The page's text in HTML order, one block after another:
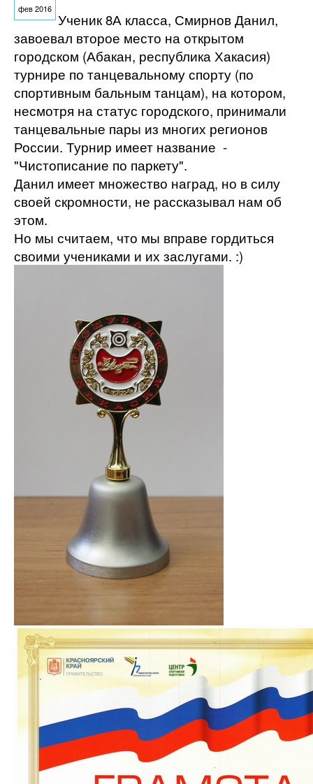
фев 2016
Ученик 8А класса, Смирнов Данил,
завоевал второе место на открытом
городском (Абакан, республика Хакасия)
турнире по танцевальному спорту (по
спортивным бальным танцам), на котором,
несмотря на статус городского, принимали
танцевальные пары из многих регионов
России. Турнир имеет название -
"Чистописание по паркету".
Данил имеет множество наград, но в силу
своей скромности, не рассказывал нам об
этом.
Но мы считаем, что мы вправе гордиться
своими учениками и их заслугами. :)